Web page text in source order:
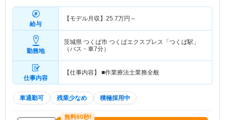
給与
【モデル月収】 25.7万円～
勤務地
茨城県 つくば市 つくばエクスプレス「つくば駅」
（バス・車7分）
仕事内容
【仕事内容】 ■作業療法士業務全般
車通勤可 残業少なめ 積極採用中